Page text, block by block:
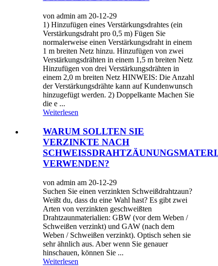
von admin am 20-12-29
1) Hinzufügen eines Verstärkungsdrahtes (ein
Verstärkungsdraht pro 0,5 m) Fügen Sie
normalerweise einen Verstärkungsdraht in einem
1 m breiten Netz hinzu. Hinzufügen von zwei
Verstärkungsdrähten in einem 1,5 m breiten Netz
Hinzufügen von drei Verstärkungsdrähten in
einem 2,0 m breiten Netz HINWEIS: Die Anzahl
der Verstärkungsdrähte kann auf Kundenwunsch
hinzugefügt werden. 2) Doppelkante Machen Sie
die e ...
Weiterlesen
WARUM SOLLTEN SIE
VERZINKTE NACH
VERWENDEN?
von admin am 20-12-29
Suchen Sie einen verzinkten Schweißdrahtzaun?
Weißt du, dass du eine Wahl hast? Es gibt zwei
Arten von verzinkten geschweißten
Drahtzaunmaterialien: GBW (vor dem Weben /
Schweißen verzinkt) und GAW (nach dem
Weben / Schweißen verzinkt). Optisch sehen sie
sehr ähnlich aus. Aber wenn Sie genauer
hinschauen, können Sie ...
Weiterlesen